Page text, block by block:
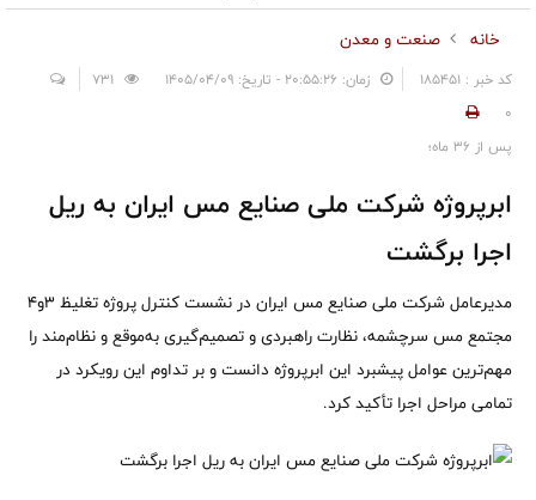
وضعیت
ناوبری
خانه
صنعت و معدن
کد خبر : 185451 زمان: ۲۰:۵۵:۲۶ - تاریخ: ۱۴۰۵/۰۴/۰۹
0
پس از ۳۶ ماه؛
ابرپروژه شرکت ملی صنایع مس ایران به ریل
اجرا برگشت
مدیرعامل شرکت ملی صنایع مس ایران در نشست کنترل پروژه تغلیظ ۳و۴
مجتمع مس سرچشمه، نظارت راهبردی و تصمیم‌گیری به‌موقع و نظام‌مند را
مهم‌ترین عوامل پیشبرد این ابرپروژه دانست و بر تداوم این رویکرد در
تمامی مراحل اجرا تأکید کرد.